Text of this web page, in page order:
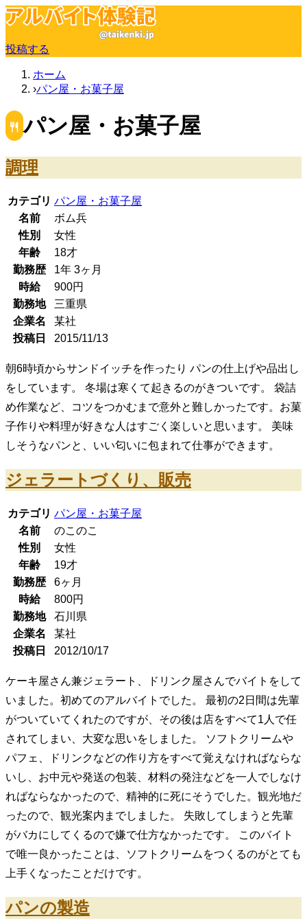
投稿する
ホーム
パン屋・お菓子屋
パン屋・お菓子屋
調理
カテゴリ パン屋・お菓子屋
名前
ボム兵
性別
女性
年齢
18才
勤務歴
1年 3ヶ月
時給
900円
勤務地
三重県
企業名
某社
投稿日
2015/11/13
朝6時頃からサンドイッチを作ったり パンの仕上げや品出し
をしています。 冬場は寒くて起きるのがきついです。 袋詰
め作業など、コツをつかむまで意外と難しかったです。お菓
子作りや料理が好きな人はすごく楽しいと思います。 美味
しそうなパンと、いい匂いに包まれて仕事ができます。
ジェラートづくり、販売
カテゴリ パン屋・お菓子屋
名前
のこのこ
性別
女性
年齢
19才
勤務歴
6ヶ月
時給
800円
勤務地
石川県
企業名
某社
投稿日
2012/10/17
ケーキ屋さん兼ジェラート、ドリンク屋さんでバイトをして
いました。初めてのアルバイトでした。 最初の2日間は先輩
がついていてくれたのですが、その後は店をすべて1人で任
されてしまい、大変な思いをしました。 ソフトクリームや
パフェ、ドリンクなどの作り方をすべて覚えなければならな
いし、お中元や発送の包装、材料の発注などを一人でしなけ
ればならなかったので、精神的に死にそうでした。観光地だ
ったので、観光案内までしました。 失敗してしまうと先輩
がバカにしてくるので嫌で仕方なかったです。 このバイト
で唯一良かったことは、ソフトクリームをつくるのがとても
上手くなったことだけです。
パンの製造